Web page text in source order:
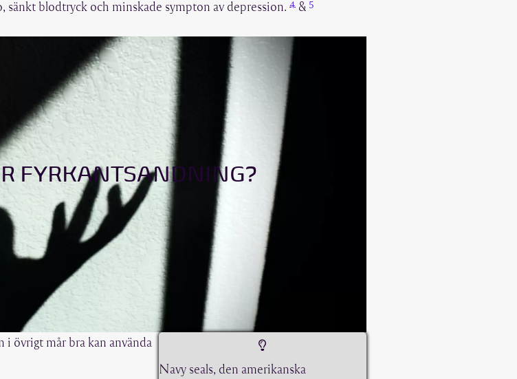
sänkt blodtryck och minskade sympton av depression. &
FYRKANTSANDNING?
i övrigt mår bra kan använda
Navy seals, den amerikanska